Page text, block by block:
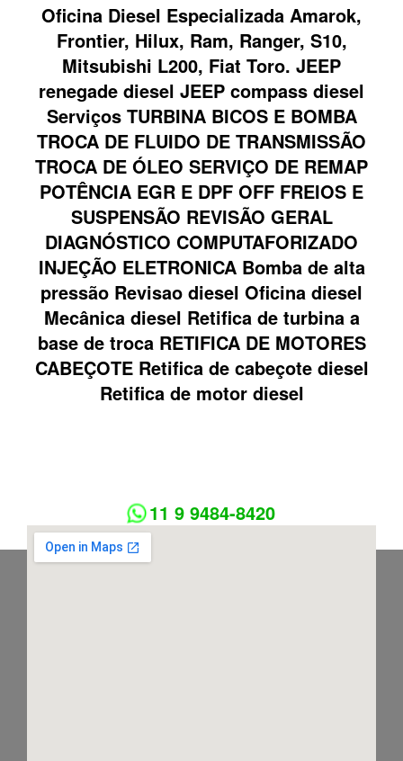
Oficina Diesel Especializada Amarok,
Frontier, Hilux, Ram, Ranger, S10,
Mitsubishi L200, Fiat Toro. JEEP
renegade diesel JEEP compass diesel
Serviços TURBINA BICOS E BOMBA
TROCA DE FLUIDO DE TRANSMISSÃO
TROCA DE ÓLEO SERVIÇO DE REMAP
POTÊNCIA EGR E DPF OFF FREIOS E
SUSPENSÃO REVISÃO GERAL
DIAGNÓSTICO COMPUTAFORIZADO
INJEÇÃO ELETRONICA Bomba de alta
pressão Revisao diesel Oficina diesel
Mecânica diesel Retifica de turbina a
base de troca RETIFICA DE MOTORES
CABEÇOTE Retifica de cabeçote diesel
Retifica de motor diesel
11 9 9484-8420